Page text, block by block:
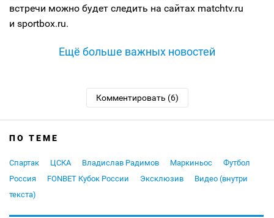
встречи можно будет следить на сайтах matchtv.ru
и sportbox.ru.
Ещё больше важных новостей
Комментировать (6)
ПО ТЕМЕ
Спартак ЦСКА Владислав Радимов Маркиньос
Футбол
Россия
FONBET Кубок России Эксклюзив
Видео (внутри
текста)